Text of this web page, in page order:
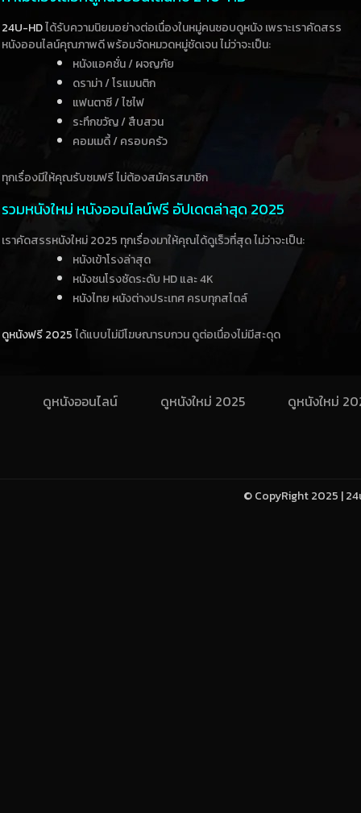
24U-HDได้รับความนิยมอย่างต่อเนื่องในหมู่คนชอบดูหนัง เพราะเราคัดสรร
หนังออนไลน์คุณภาพดี พร้อมจัดหมวดหมู่ชัดเจน ไม่ว่าจะเป็น:
หนังแอคชั่น / ผจญภัย
ดราม่า / โรแมนติก
แฟนตาซี / ไซไฟ
ระทึกขวัญ / สืบสวน
คอมเมดี้ / ครอบครัว
ทุกเรื่องมีให้คุณรับชมฟรี ไม่ต้องสมัครสมาชิก
รวมหนังใหม่ หนังออนไลน์ฟรี อัปเดตล่าสุด 2025
เราคัดสรรหนังใหม่ 2025 ทุกเรื่องมาให้คุณได้ดูเร็วที่สุด ไม่ว่าจะเป็น:
หนังเข้าโรงล่าสุด
หนังชนโรงชัดระดับ HD และ 4K
หนังไทย หนังต่างประเทศ ครบทุกสไตล์
ดูหนังฟรี 2025ได้แบบไม่มีโฆษณารบกวน ดูต่อเนื่องไม่มีสะดุด
ดูหนังออนไลน์ ดูหนังใหม่ 2025 ดูหนังใหม่
© CopyRight 2025 |